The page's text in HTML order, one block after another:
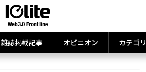
雑誌掲載記事 オピニオン カテゴリ